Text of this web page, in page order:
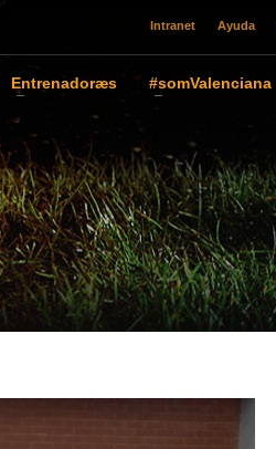
Intranet Ayuda
Entrenadoræs #somValenciana